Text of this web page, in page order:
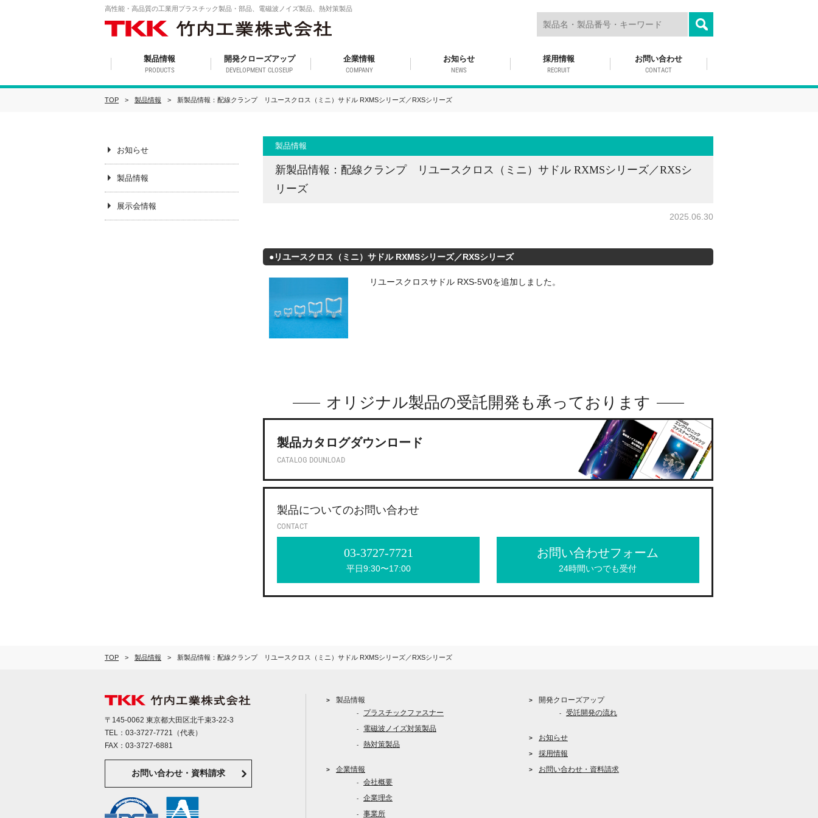
高性能・高品質の工業用プラスチック製品・部品、電磁波ノイズ製品、熱対策製品
製品情報
PRODUCTS
開発クローズアップ
DEVELOPMENT CLOSEUP
企業情報
COMPANY
お知らせ
NEWS
採用情報
RECRUIT
お問い合わせ
CONTACT
TOP 製品情報 新製品情報：配線クランプ リユースクロス（ミニ）サドル RXMSシリーズ／RXSシリーズ
製品情報
新製品情報：配線クランプ リユースクロス（ミニ）サドル RXMSシリーズ／RXSシ
リーズ
2025.06.30
●リユースクロス（ミニ）サドル RXMSシリーズ／RXSシリーズ
リユースクロスサドル RXS-5V0を追加しました。
オリジナル製品の受託開発も承っております
製品カタログダウンロード
CATALOG DOUNLOAD
製品についてのお問い合わせ
CONTACT
03-3727-7721
平日9:30〜17:00
お問い合わせフォーム
24時間いつでも受付
お知らせ
製品情報
展示会情報
TOP 製品情報 新製品情報：配線クランプ リユースクロス（ミニ）サドル RXMSシリーズ／RXSシリーズ
〒145-0062 東京都大田区北千束3-22-3
TEL： 03-3727-7721 （代表）
FAX：03-3727-6881
お問い合わせ・資料請求
製品情報
プラスチックファスナー
電磁波ノイズ対策製品
熱対策製品
企業情報
会社概要
企業理念
事業所
開発クローズアップ
受託開発の流れ
お知らせ
採用情報
お問い合わせ・資料請求